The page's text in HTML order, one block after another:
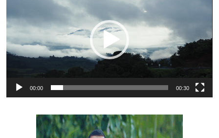
00:00 00:30